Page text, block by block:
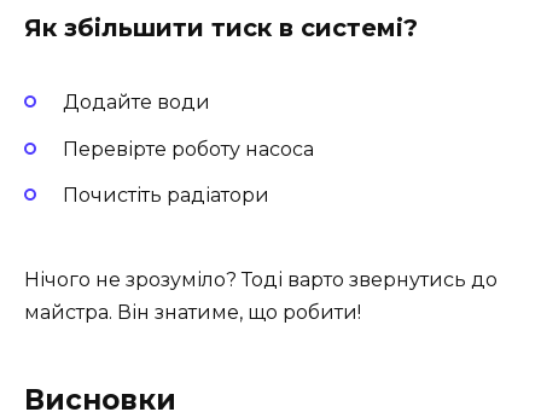
Як збільшити тиск в системі?
Додайте води
Перевірте роботу насоса
Почистіть радіатори
Нічого не зрозуміло? Тоді варто звернутись до
майстра. Він знатиме, що робити!
Висновки